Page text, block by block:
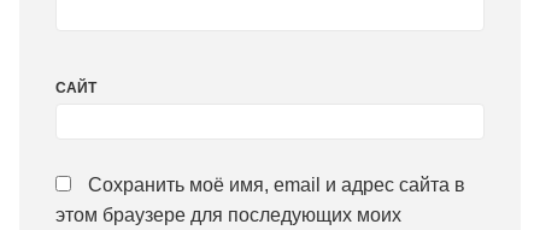
САЙТ
Сохранить моё имя, email и адрес сайта в
этом браузере для последующих моих